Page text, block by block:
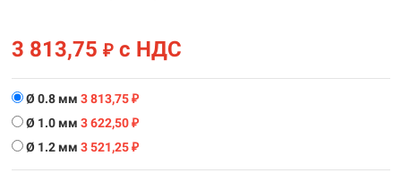
3 813,75 ₽ с НДС
Ø 0.8 мм 3 813,75 ₽
Ø 1.0 мм 3 622,50 ₽
Ø 1.2 мм 3 521,25 ₽